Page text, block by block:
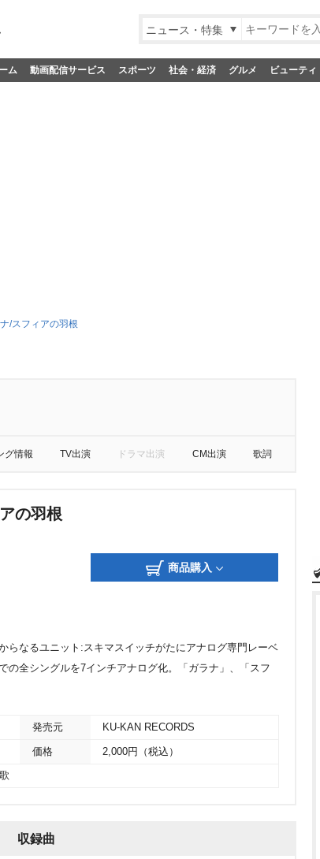
ニュース・特集
ム 動画配信サービス スポーツ 社会・経済 グルメ ビューティ
/スフィアの羽根
グ情報 TV出演 ドラマ出演 CM出演 歌詞
の羽根
商品購入
らなるユニット:スキマスイッチがたにアナログ専門レーベ
の全シングルを7インチアナログ化。「ガラナ」、「スフ
発売元 KU-KAN RECORDS
価格 2,000円（税込）
収録曲